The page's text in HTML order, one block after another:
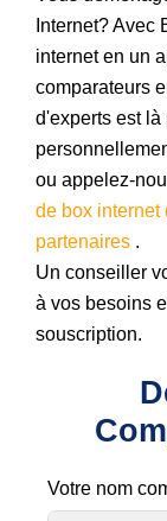
Internet? Avec
internet en un
comparateurs
d'experts est
ou appelez-
de box internet
partenaires .
Un conseiller
à vos besoins
souscription.
Votre nom